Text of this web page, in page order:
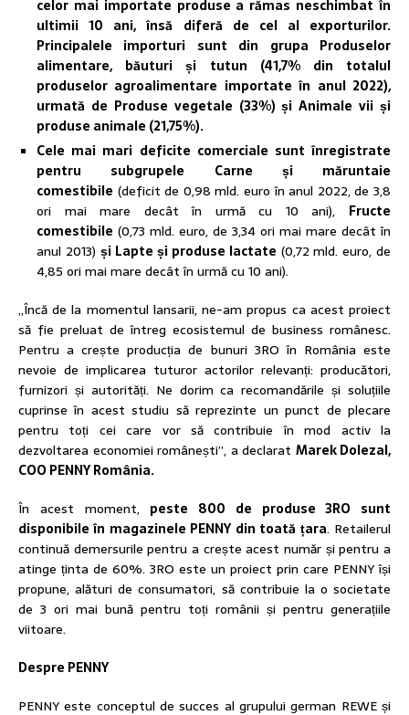
celor mai importate produse a rămas neschimbat în
ultimii 10 ani, însă diferă de cel al exporturilor.
Principalele importuri sunt din grupa Produselor
alimentare, băuturi și tutun (41,7% din totalul
produselor agroalimentare importate în anul 2022),
urmată de Produse vegetale (33%) și Animale vii și
produse animale (21,75%).
Cele mai mari deficite comerciale sunt înregistrate
pentru subgrupele Carne și măruntaie
comestibile (deficit de 0,98 mld. euro în anul 2022, de 3,8
ori mai mare decât în urmă cu 10 ani), Fructe
comestibile (0,73 mld. euro, de 3,34 ori mai mare decât în
anul 2013) și Lapte și produse lactate (0,72 mld. euro, de
4,85 ori mai mare decât în urmă cu 10 ani).
„Încă de la momentul lansarii, ne-am propus ca acest proiect
să fie preluat de întreg ecosistemul de business românesc.
Pentru a crește producția de bunuri 3RO în România este
nevoie de implicarea tuturor actorilor relevanți: producători,
furnizori și autorități. Ne dorim ca recomandările și soluțiile
cuprinse în acest studiu să reprezinte un punct de plecare
pentru toți cei care vor să contribuie în mod activ la
dezvoltarea economiei românești”, a declarat Marek Dolezal,
COO PENNY România.
În acest moment, peste 800 de produse 3RO sunt
disponibile în magazinele PENNY din toată țara. Retailerul
continuă demersurile pentru a crește acest număr și pentru a
atinge ținta de 60%. 3RO este un proiect prin care PENNY își
propune, alături de consumatori, să contribuie la o societate
de 3 ori mai bună pentru toți românii și pentru generațiile
viitoare.
Despre PENNY
PENNY este conceptul de succes al grupului german REWE și